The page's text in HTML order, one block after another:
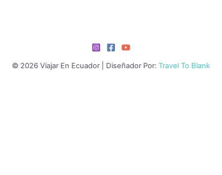
© 2026 Viajar En Ecuador | Diseñador Por: Travel To Blank